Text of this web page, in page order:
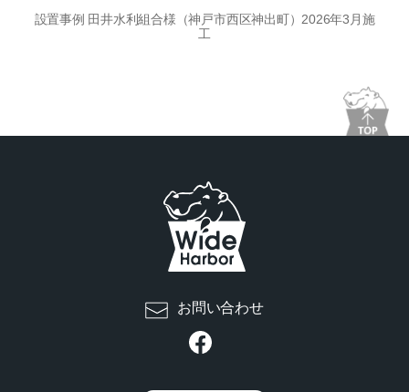
設置事例 田井水利組合様（神戸市西区神出町）2026年3月施
工
お問い合わせ